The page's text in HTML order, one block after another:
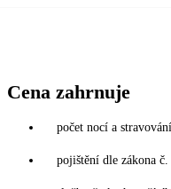
Cena zahrnuje
počet nocí a
pojištění dle zákona